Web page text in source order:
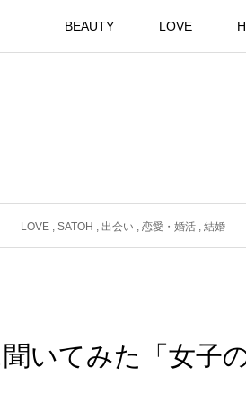
BEAUTY LOVE
LOVE , SATOH , 出会い , 恋愛・婚活 , 結婚
いてみた「女子